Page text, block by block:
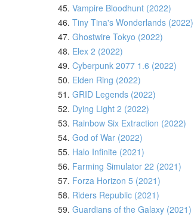
45. Vampire Bloodhunt (2022)
46. Tiny Tina's Wonderlands (2022)
47. Ghostwire Tokyo (2022)
48. Elex 2 (2022)
49. Cyberpunk 2077 1.6 (2022)
50. Elden Ring (2022)
51. GRID Legends (2022)
52. Dying Light 2 (2022)
53. Rainbow Six Extraction (2022)
54. God of War (2022)
55. Halo Infinite (2021)
56. Farming Simulator 22 (2021)
57. Forza Horizon 5 (2021)
58. Riders Republic (2021)
59. Guardians of the Galaxy (2021)